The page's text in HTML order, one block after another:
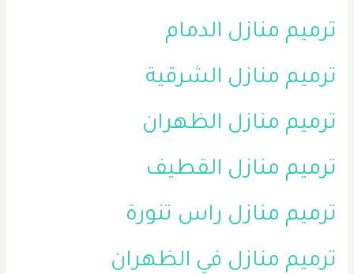
ترميم منازل الدمام
ترميم منازل الشرقية
ترميم منازل الظهران
ترميم منازل القطيف
ترميم منازل راس تنورة
ترميم منازل في الظهران